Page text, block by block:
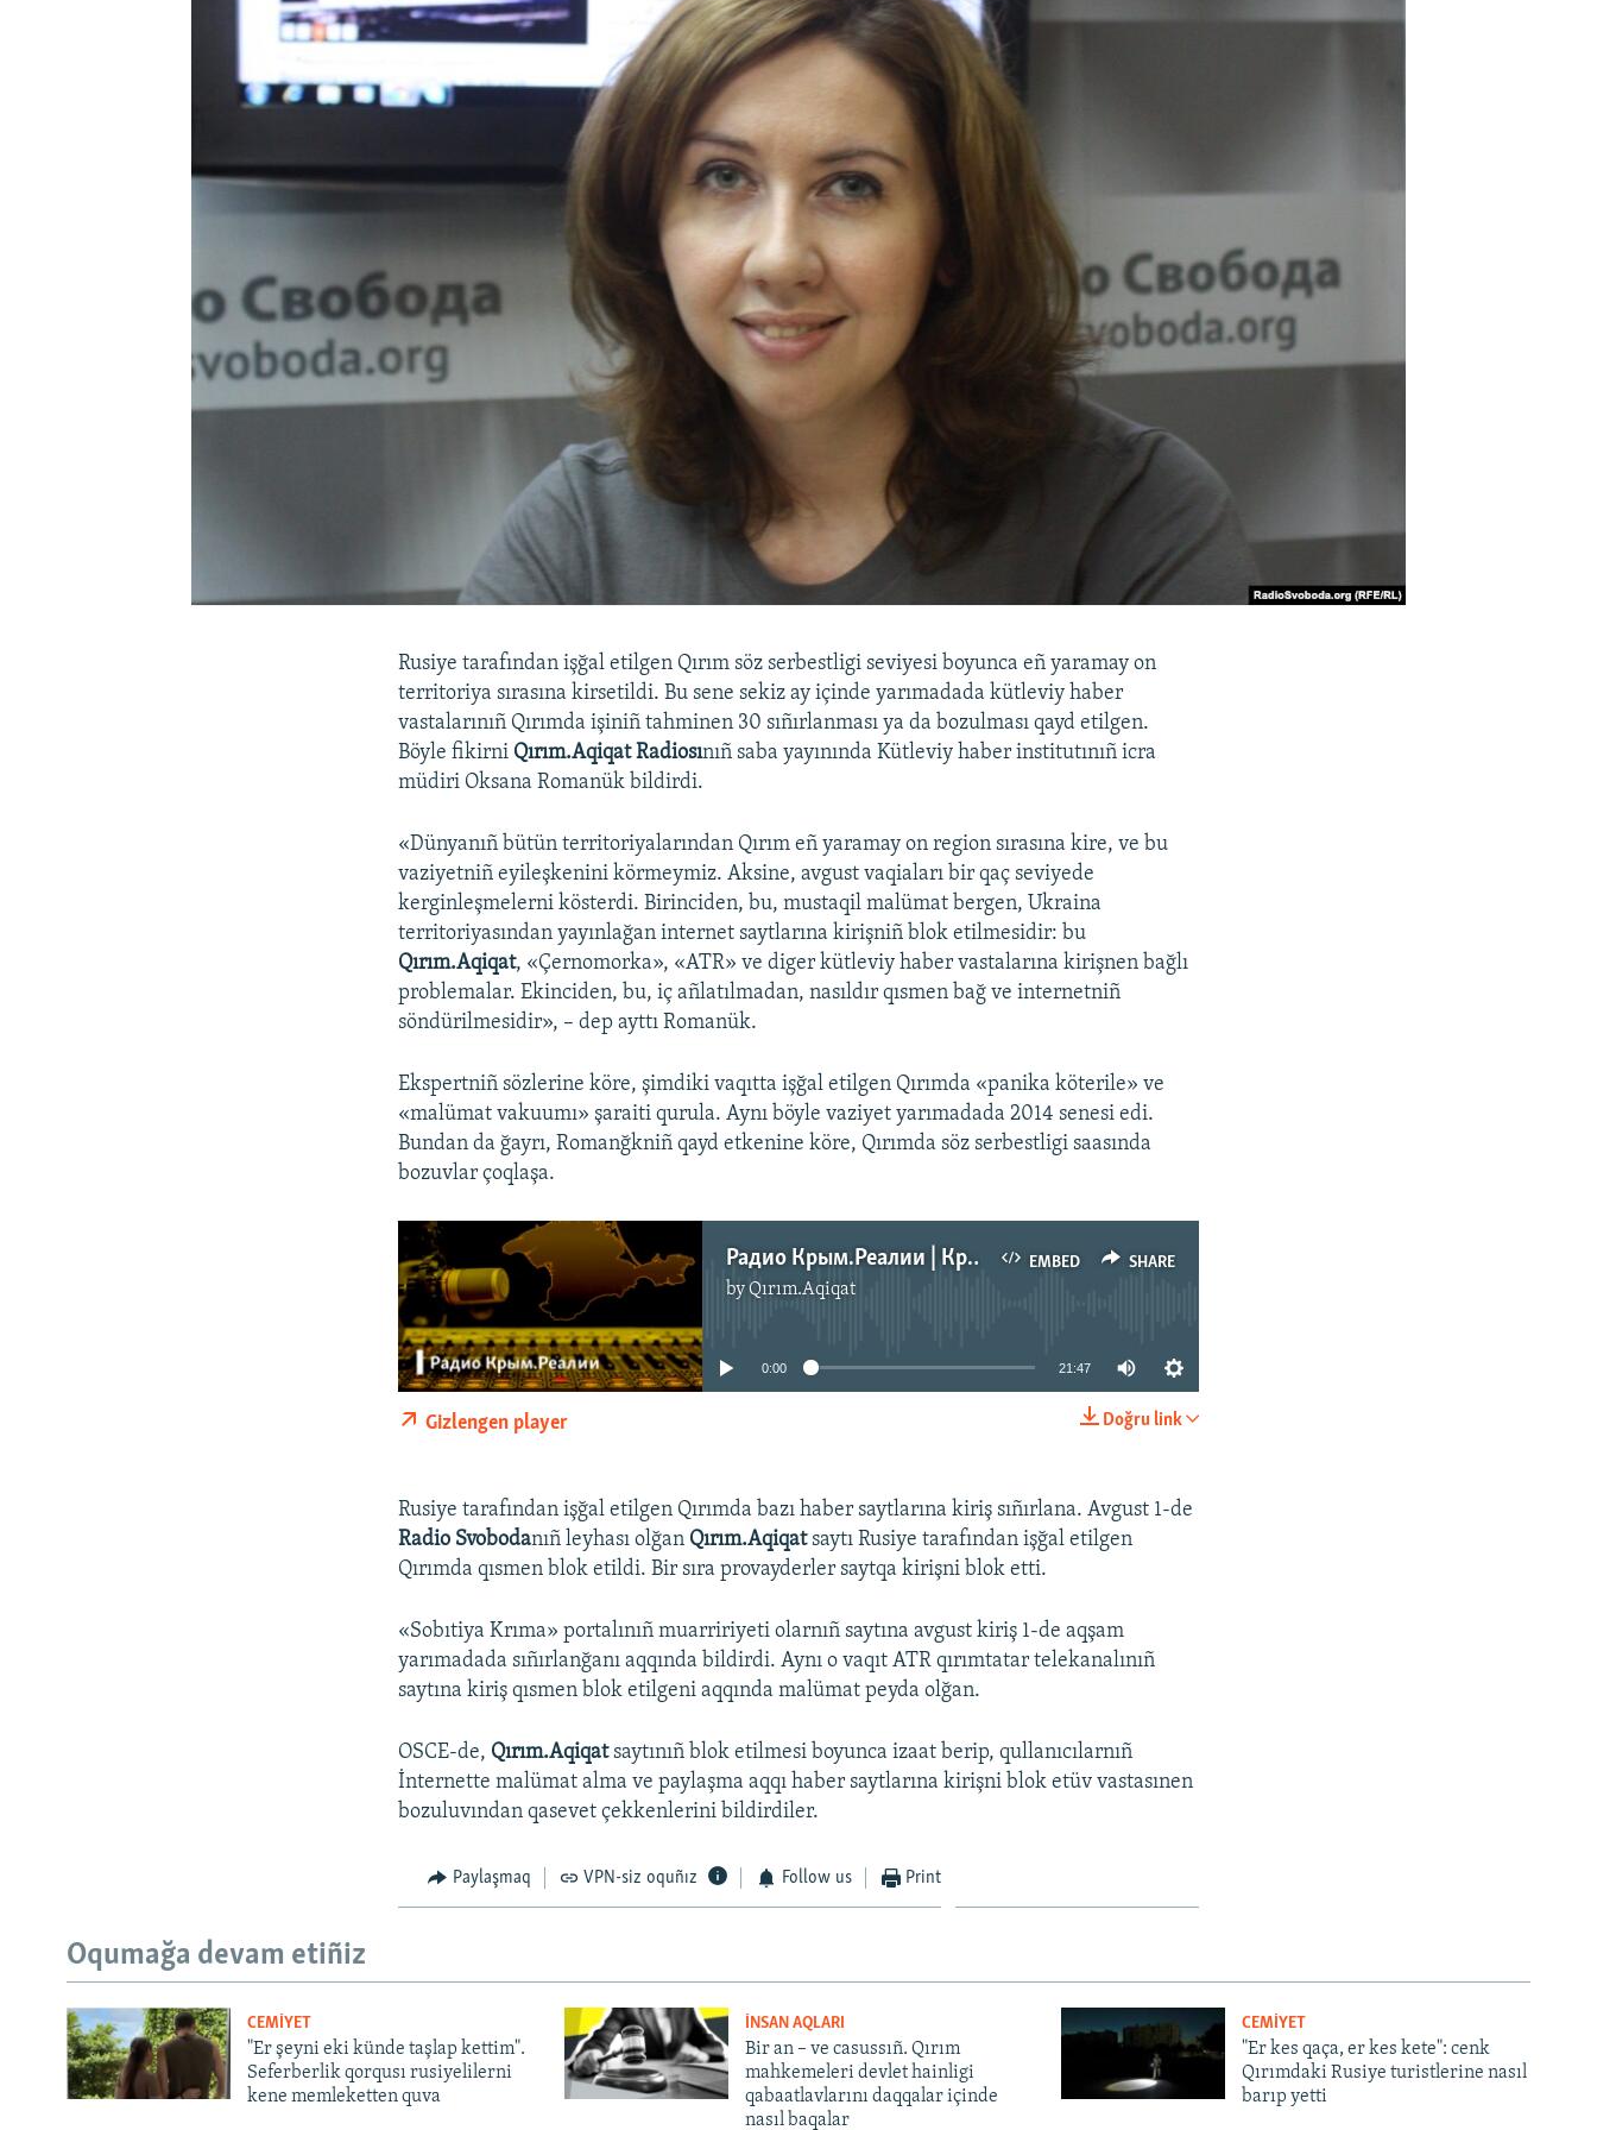
Rusiye tarafından işğal etilgen Qırım söz serbestligi seviyesi boyunca eñ yaramay on
territoriya sırasına kirsetildi. Bu sene sekiz ay içinde yarımadada kütleviy haber
vastalarınıñ Qırımda işiniñ tahminen 30 sıñırlanması ya da bozulması qayd etilgen.
Böyle fikirni Qırım.Aqiqat Radiosınıñ saba yayınında Kütleviy haber institutınıñ icra
müdiri Oksana Romanük bildirdi.
«Dünyanıñ bütün territoriyalarından Qırım eñ yaramay on region sırasına kire, ve bu
vaziyetniñ eyileşkenini körmeymiz. Aksine, avgust vaqiaları bir qaç seviyede
kerginleşmelerni kösterdi. Birinciden, bu, mustaqil malümat bergen, Ukraina
territoriyasından yayınlağan internet saytlarına kirişniñ blok etilmesidir: bu
Qırım.Aqiqat, «Çernomorka», «ATR» ve diger kütleviy haber vastalarına kirişnen bağlı
problemalar. Ekinciden, bu, iç añlatılmadan, nasıldır qısmen bağ ve internetniñ
söndürilmesidir», – dep ayttı Romanük.
Ekspertniñ sözlerine köre, şimdiki vaqıtta işğal etilgen Qırımda «panika köterile» ve
«malümat vakuumı» şaraiti qurula. Aynı böyle vaziyet yarımadada 2014 senesi edi.
Bundan da ğayrı, Romanğkniñ qayd etkenine köre, Qırımda söz serbestligi saasında
bozuvlar çoqlaşa.
EMBED SHARE
Радио Крым.Реалии | Крымская тишина. Можно ли рассчитывать на информацию из СМИ полуострова
byQırım.Aqiqat
SHARE
No media source currently available
0:00 21:47
Doğru link
Gizlengen player
Rusiye tarafından işğal etilgen Qırımda bazı haber saytlarına kiriş sıñırlana. Avgust 1-de
Radio Svobodanıñ leyhası olğan Qırım.Aqiqatsaytı Rusiye tarafından işğal etilgen
Qırımda qısmen blok etildi. Bir sıra provayderler saytqa kirişni blok etti.
«Sobıtiya Krıma» portalınıñ muarririyeti olarnıñ saytına avgust kiriş 1-de aqşam
yarımadada sıñırlanğanı aqqında bildirdi. Aynı o vaqıt ATR qırımtatar telekanalınıñ
saytına kiriş qısmen blok etilgeni aqqında malümat peyda olğan.
OSCE-de, Qırım.Aqiqatsaytınıñ blok etilmesi boyunca izaat berip, qullanıcılarnıñ
İnternette malümat alma ve paylaşma aqqı haber saytlarına kirişni blok etüv vastasınen
bozuluvından qasevet çekkenlerini bildirdiler.
Paylaşmaq VPN-siz oquñız Follow us Print
Oqumağa devam etiñiz
CEMİYET
"Er şeyni eki künde taşlap kettim".
Seferberlik qorqusı rusiyelilerni
kene memleketten quva
İNSAN AQLARI
Bir an – ve casussıñ. Qırım
mahkemeleri devlet hainligi
qabaatlavlarını daqqalar içinde
nasıl baqalar
CEMİYET
"Er kes qaça, er kes kete": cenk
Qırımdaki Rusiye turistlerine nasıl
barıp yetti